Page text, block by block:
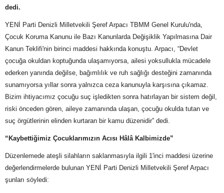
dedi.
YENİ Parti Denizli Milletvekili Şeref Arpacı TBMM Genel Kurulu'nda,
Çocuk Koruma Kanunu ile Bazı Kanunlarda Değişiklik Yapılmasına Dair
Kanun Teklifi'nin birinci maddesi hakkında konuştu. Arpacı, “Devlet
çocuğa okuldan koptuğunda ulaşamıyorsa, ailesi yoksullukla mücadele
ederken yanında değilse, bağımlılık ve ruh sağlığı desteğini zamanında
sunamıyorsa yıllar sonra yalnızca ceza kanunuyla karşısına çıkamaz.
Bizim ihtiyacımız çocuğu suç işledikten sonra hatırlayan bir sistem değil,
riski önceden gören, aileye zamanında ulaşan, çocuğu okulda tutan ve
suç örgütlerinin elinden kurtaran bir kamu düzenidir” dedi.
“Kaybettiğimiz Çocuklarımızın Acısı Hâlâ Kalbimizde”
Düzenlemede ateşli silahların saklanmasıyla ilgili 1'inci maddesi üzerine
değerlendirmelerde bulunan YENİ Parti Denizli Milletvekili Şeref Arpacı
şunları söyledi: